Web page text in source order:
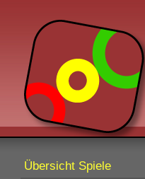
Übersicht Spiele